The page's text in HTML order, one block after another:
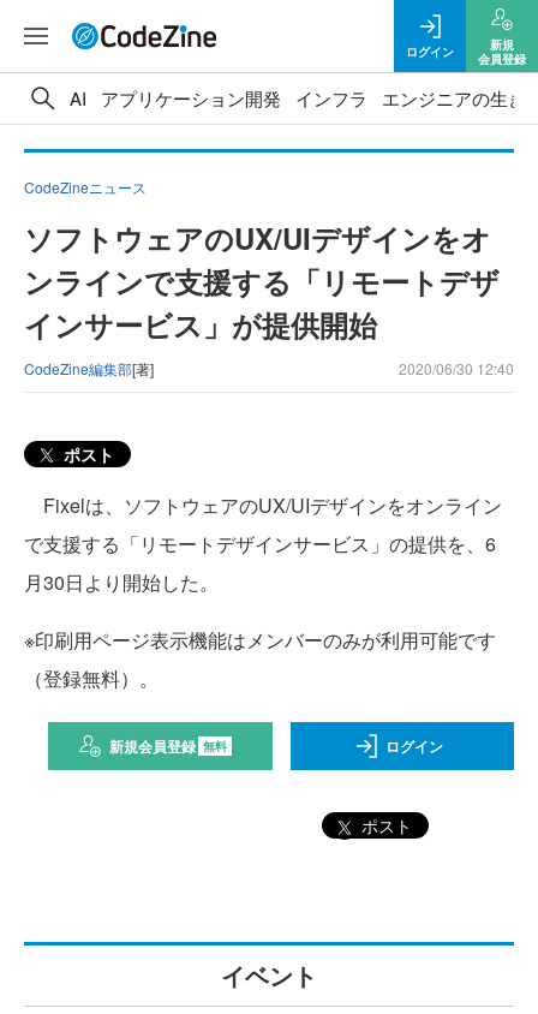
ログイン
新規
会員登録
AI アプリケーション開発 インフラ エンジニアの生き
CodeZineニュース
ソフトウェアのUX/UIデザインをオ
ンラインで支援する「リモートデザ
インサービス」が提供開始
CodeZine編集部[著] 2020/06/30 12:40
ポスト
Fixelは、ソフトウェアのUX/UIデザインをオンライン
で支援する「リモートデザインサービス」の提供を、6
月30日より開始した。
※印刷用ページ表示機能はメンバーのみが利用可能です
（登録無料）。
新規会員登録 無料 ログイン
ポスト
イベント